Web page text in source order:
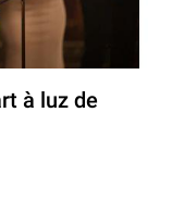
à luz de